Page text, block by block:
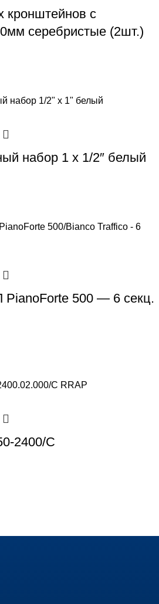
кронштейнов с
серебристые (2шт.)
набор 1 х 1/2″ белый
500 — 6 секц.
2400/С